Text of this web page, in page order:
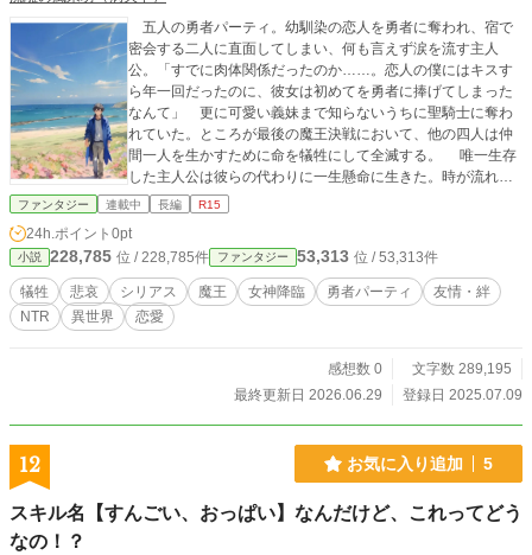
五人の勇者パーティ。幼馴染の恋人を勇者に奪われ、宿で
密会する二人に直面してしまい、何も言えず涙を流す主人
公。「すでに肉体関係だったのか……。恋人の僕にはキスす
ら年一回だったのに、彼女は初めてを勇者に捧げてしまった
なんて」 更に可愛い義妹まで知らないうちに聖騎士に奪わ
れていた。ところが最後の魔王決戦において、他の四人は仲
間一人を生かすために命を犠牲にして全滅する。 唯一生存
した主人公は彼らの代わりに一生懸命に生きた。時が流れ、
天国にて四人と再会したが自分だけが老けていた。女神は改
へ転移させる。 その時代では、既に他の勇者パーティが存
在し魔王の上位である魔神が勢力を伸ばしていた。人々は恋
人や妻を取られ、悲しみに暮れる暗い世界になっていた。な
ぜかその世界にいる新勇者たちは役に立っていないようだ。
女神は新勇者パーティなど知らないという。 案の定、主人
られ奪われた。どうやら裏切りの婚約者だったらしい。「知
らなかったんだが」。加えて自分の恋人がイケメンの新勇者
旧・勇者パーティの五人と女神と合流し、最強の魔神に挑
ら恐れおののく。考えてみれば分かるのだが、世界最強は世
ファンタジー 連載中 長編 R15
24h.ポイント 0pt
小説 228,785 位 / 228,785件 ファンタジー 53,313 位 / 53,313件
犠牲 悲哀 シリアス 魔王 女神降臨 勇者パーティ
友情・絆
NTR
異世界 恋愛
感想数 0
文字数 289,195
最終更新日 2026.06.29
登録日 2025.07.09
12 お気に入り追加 5
スキル名【すんごい、おっぱい】なんだけど、これってどう
なの！？